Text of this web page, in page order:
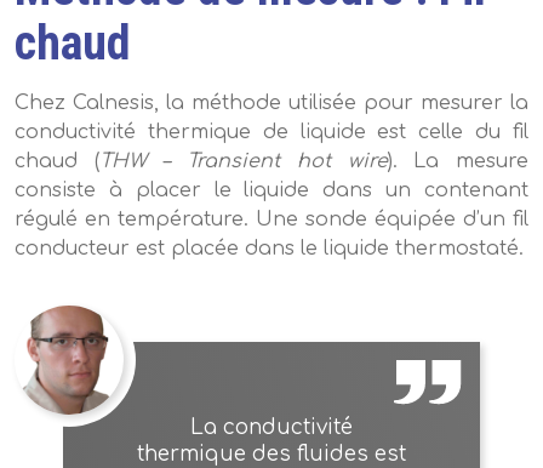
chaud
Chez Calnesis, la méthode utilisée pour mesurer la
conductivité thermique de liquide est celle du fil
chaud (THW – Transient hot wire). La mesure
consiste à placer le liquide dans un contenant
régulé en température. Une sonde équipée d’un fil
conducteur est placée dans le liquide thermostaté.
La conductivité
thermique des fluides est